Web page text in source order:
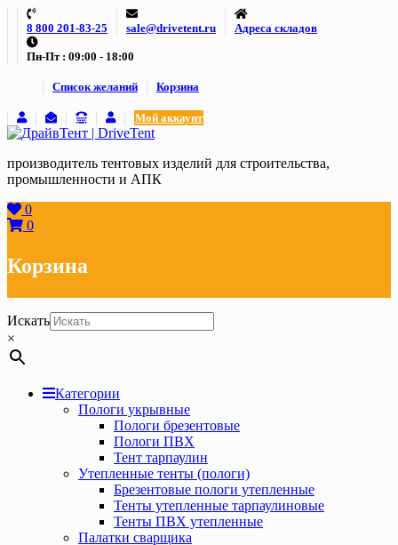
Skip
content
8 800 201-83-25 sale@drivetent.ru Адреса складов
Пн-Пт : 09:00 - 18:00
Список желаний Корзина
Мой аккаунт
производитель тентовых изделий для строительства,
промышленности и АПК
0
0
Корзина
Искать
×
Категории
Пологи укрывные
Пологи брезентовые
Пологи ПВХ
Тент тарпаулин
Утепленные тенты (пологи)
Брезентовые пологи утепленные
Тенты утепленные тарпаулиновые
Тенты ПВХ утепленные
Палатки сварщика